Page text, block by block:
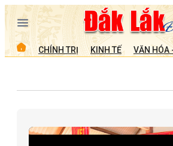
CHÍNH TRỊ KINH TẾ VĂN HÓA